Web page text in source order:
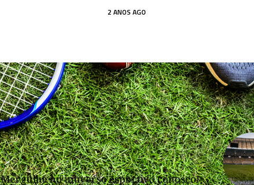
2 ANOS AGO
Mergulhe no universo esportivo conosco!